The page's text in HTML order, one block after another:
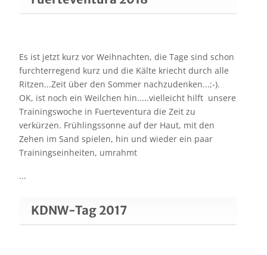
Es ist jetzt kurz vor Weihnachten, die Tage sind schon
furchterregend kurz und die Kälte kriecht durch alle
Ritzen...Zeit über den Sommer nachzudenken...;-).
OK, ist noch ein Weilchen hin.....vielleicht hilft unsere
Trainingswoche in Fuerteventura die Zeit zu
verkürzen. Frühlingssonne auf der Haut, mit den
Zehen im Sand spielen, hin und wieder ein paar
Trainingseinheiten, umrahmt
...
KDNW-Tag 2017